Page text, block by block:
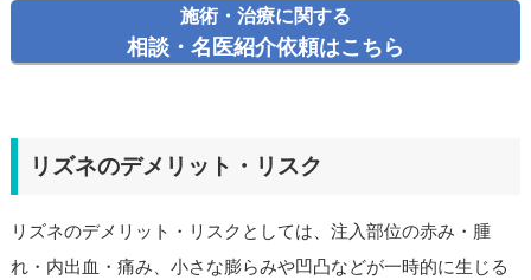
施術・治療に関する
相談・名医紹介依頼はこちら
リズネのデメリット・リスク
リズネのデメリット・リスクとしては、注入部位の赤み・腫
れ・内出血・痛み、小さな膨らみや凹凸などが一時的に生じる